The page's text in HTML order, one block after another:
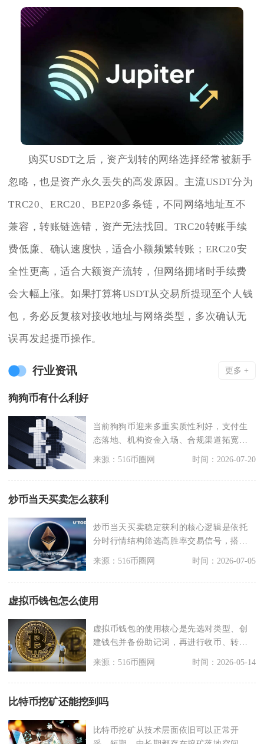
购买USDT之后，资产划转的网络选择经常被新手
忽略，也是资产永久丢失的高发原因。主流USDT分为
TRC20、ERC20、BEP20多条链，不同网络地址互不
兼容，转账链选错，资产无法找回。TRC20转账手续
费低廉、确认速度快，适合小额频繁转账；ERC20安
全性更高，适合大额资产流转，但网络拥堵时手续费
会大幅上涨。如果打算将USDT从交易所提现至个人钱
包，务必反复核对接收地址与网络类型，多次确认无
误再发起提币操作。
行业资讯 更多 +
狗狗币有什么利好
当前狗狗币迎来多重实质性利好，支付生
态落地、机构资金入场、合规渠道拓宽以
及链上基础设施升级
来源：516币圈网 时间：2026-07-20
炒币当天买卖怎么获利
炒币当天买卖稳定获利的核心逻辑是依托
分时行情结构筛选高胜率交易信号，搭配
标准化风控规则锁定
来源：516币圈网 时间：2026-07-05
虚拟币钱包怎么使用
虚拟币钱包的使用核心是先选对类型、创
建钱包并备份助记词，再进行收币、转币
来源：516币圈网 时间：2026-05-14
比特币挖矿还能挖到吗
比特币挖矿从技术层面依旧可以正常开